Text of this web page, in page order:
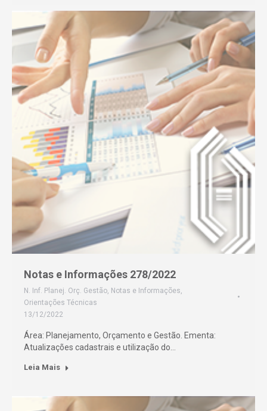
Notas e Informações 278/2022
N. Inf. Planej. Orç. Gestão, Notas e Informações,
Orientações Técnicas
13/12/2022
Área: Planejamento, Orçamento e Gestão. Ementa:
Atualizações cadastrais e utilização do…
Leia Mais